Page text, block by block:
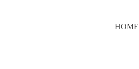
HOME